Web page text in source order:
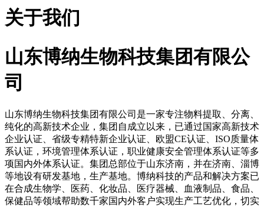
关于我们
山东博纳生物科技集团有限公
司
山东博纳生物科技集团有限公司是一家专注物料提取、分离、
纯化的高新技术企业，集团自成立以来，已通过国家高新技术
企业认证、省级专精特新企业认证、欧盟CE认证、ISO质量体
系认证，环境管理体系认证，职业健康安全管理体系认证等多
项国内外体系认证。集团总部位于山东济南，并在济南、淄博
等地设有研发基地，生产基地。博纳科技的产品和解决方案已
在合成生物学、医药、化妆品、医疗器械、血液制品、食品、
保健品等领域帮助数千家国内外客户实现生产工艺优化，切实